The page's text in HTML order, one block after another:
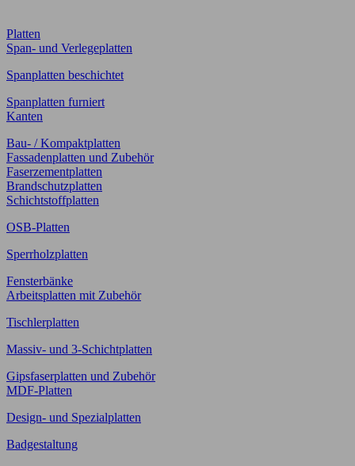
Platten
Span- und Verlegeplatten
Spanplatten beschichtet
Spanplatten furniert
Kanten
Bau- / Kompaktplatten
Fassadenplatten und Zubehör
Faserzementplatten
Brandschutzplatten
Schichtstoffplatten
OSB-Platten
Sperrholzplatten
Fensterbänke
Arbeitsplatten mit Zubehör
Tischlerplatten
Massiv- und 3-Schichtplatten
Gipsfaserplatten und Zubehör
MDF-Platten
Design- und Spezialplatten
Badgestaltung